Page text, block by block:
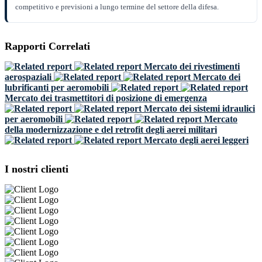
competitivo e previsioni a lungo termine del settore della difesa.
Rapporti Correlati
Mercato dei rivestimenti
aerospaziali
Mercato dei
lubrificanti per aeromobili
Mercato dei trasmettitori di posizione di emergenza
Mercato dei sistemi idraulici
per aeromobili
Mercato
della modernizzazione e del retrofit degli aerei militari
Mercato degli aerei leggeri
I nostri clienti